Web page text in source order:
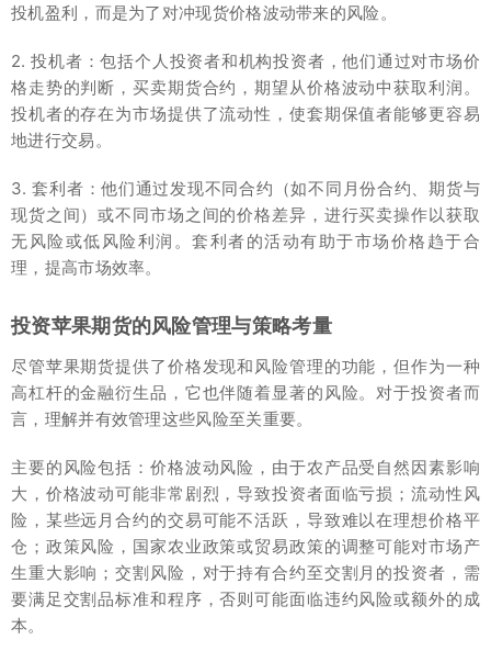
投机盈利，而是为了对冲现货价格波动带来的风险。
2. 投机者：包括个人投资者和机构投资者，他们通过对市场价
格走势的判断，买卖期货合约，期望从价格波动中获取利润。
投机者的存在为市场提供了流动性，使套期保值者能够更容易
地进行交易。
3. 套利者：他们通过发现不同合约（如不同月份合约、期货与
现货之间）或不同市场之间的价格差异，进行买卖操作以获取
无风险或低风险利润。套利者的活动有助于市场价格趋于合
理，提高市场效率。
投资苹果期货的风险管理与策略考量
尽管苹果期货提供了价格发现和风险管理的功能，但作为一种
高杠杆的金融衍生品，它也伴随着显著的风险。对于投资者而
言，理解并有效管理这些风险至关重要。
主要的风险包括：价格波动风险，由于农产品受自然因素影响
大，价格波动可能非常剧烈，导致投资者面临亏损；流动性风
险，某些远月合约的交易可能不活跃，导致难以在理想价格平
仓；政策风险，国家农业政策或贸易政策的调整可能对市场产
生重大影响；交割风险，对于持有合约至交割月的投资者，需
要满足交割品标准和程序，否则可能面临违约风险或额外的成
本。